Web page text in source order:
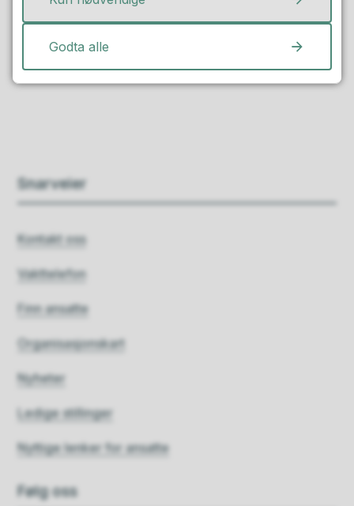
Snarveier
Kontakt oss
Vakttelefon
Finn ansatte
Organisasjonskart
Nyheter
Ledige stillinger
Nyttige lenker for ansatte
Følg oss
Godta alle